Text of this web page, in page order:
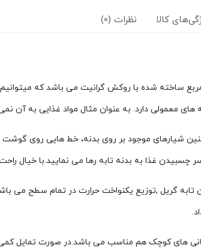
کالا نظرات (0)
ساخته شده با روکش گرانیت می باشد که
های معمولی دارد. به عنوان مثال مواد غذایی به آن
شیارهای موجود بر روی بدنه، خط هایی روی گوشت
چسبیدن غذا به بدنه تابه رها می نمایید.با خیال